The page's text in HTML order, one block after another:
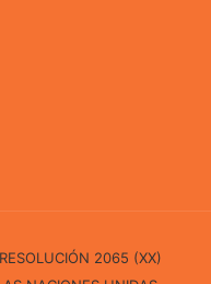
2065 (XX)